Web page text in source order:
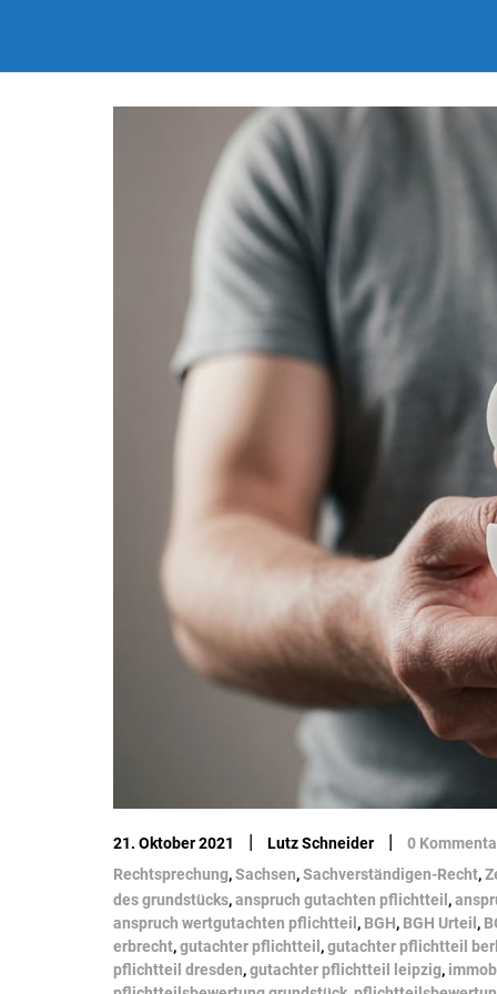
21. Oktober 2021 | Lutz Schneider |
0
Rechtsprechung,Sachsen,Sachverständigen-Recht,
des grundstücks,anspruch gutachten pflichtteil ,
anspruch wertgutachten pflichtteil , BGH, BGH Urteil ,
erbrecht,gutachter pflichtteil ,gutachter pflichtteil
pflichtteil dresden,gutachter pflichtteil leipzig,